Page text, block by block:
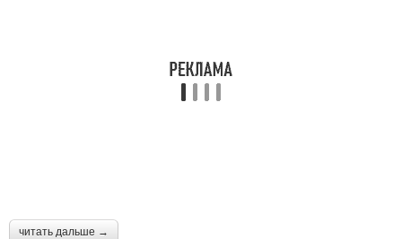
читать дальше →